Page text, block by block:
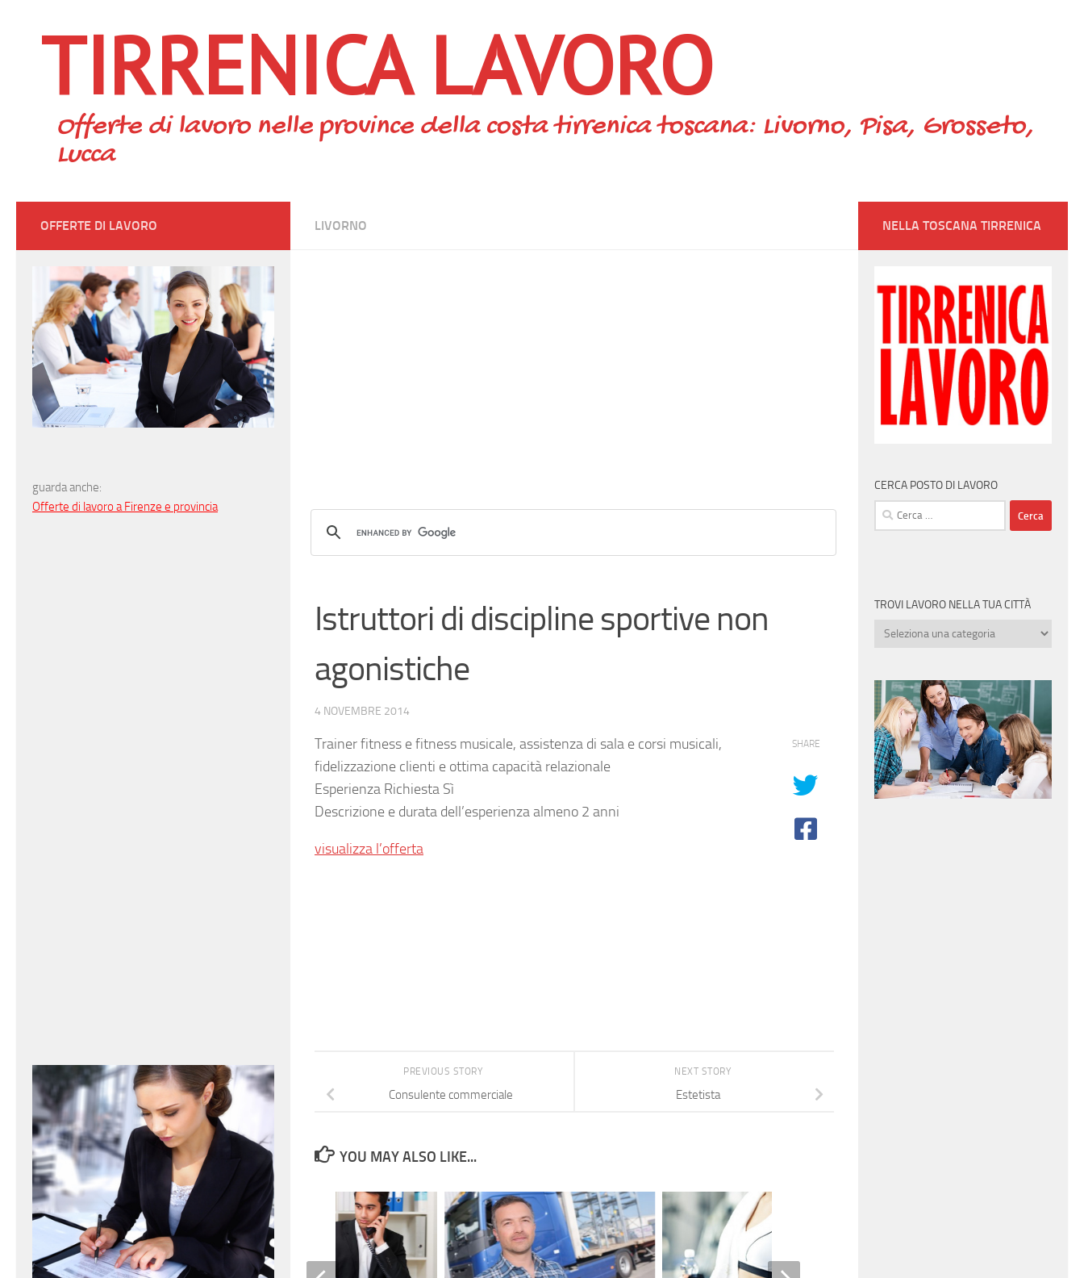
TIRRENICA LAVORO
Offerte di lavoro nelle province della costa tirrenica toscana: Livorno, Pisa, Grosseto,
Lucca
LIVORNO
Istruttori di discipline sportive non
agonistiche
4 NOVEMBRE 2014
Trainer fitness e fitness musicale, assistenza di sala e corsi musicali,
fidelizzazione clienti e ottima capacità relazionale
Esperienza Richiesta Sì
Descrizione e durata dell’esperienza almeno 2 anni
visualizza l’offerta
SHARE
NEXT STORY
Estetista
PREVIOUS STORY
Consulente commerciale
YOU MAY ALSO LIKE...
OFFERTE DI LAVORO
guarda anche:
Offerte di lavoro a Firenze e provincia
NELLA TOSCANA TIRRENICA
CERCA POSTO DI LAVORO
Ricerca
per:
TROVI LAVORO NELLA TUA CITTÀ
Trovi
tua
città